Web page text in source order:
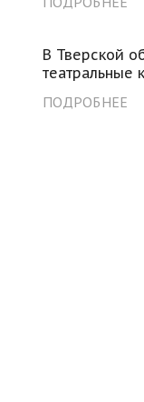
В Тверской
театральные
ПОДРОБНЕЕ